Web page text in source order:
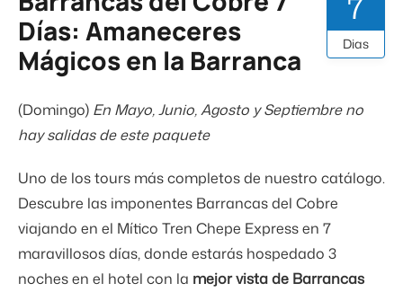
Días: Amaneceres
Mágicos en la Barranca
Dias
(Domingo) En Mayo, Junio, Agosto y Septiembre no
hay salidas de este paquete
Uno de los tours más completos de nuestro catálogo.
Descubre las imponentes Barrancas del Cobre
viajando en el Mítico Tren Chepe Express en 7
maravillosos días, donde estarás hospedado 3
noches en el hotel con la mejor vista de Barrancas